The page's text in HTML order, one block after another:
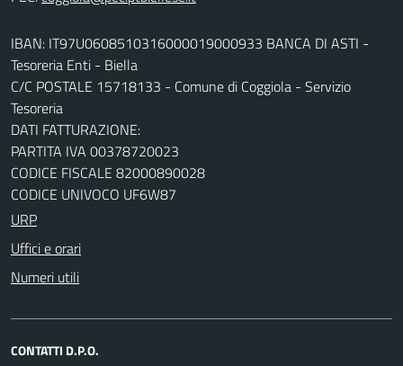
IBAN: IT97U0608510316000019000933 BANCA DI ASTI -
Tesoreria Enti - Biella
C/C POSTALE 15718133 - Comune di Coggiola - Servizio
Tesoreria
DATI FATTURAZIONE:
PARTITA IVA 00378720023
CODICE FISCALE 82000890028
CODICE UNIVOCO UF6W87
URP
Uffici e orari
Numeri utili
CONTATTI D.P.O.